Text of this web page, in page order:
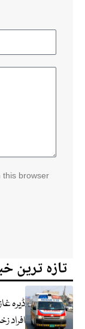
this browser
تازہ ترین
افراد